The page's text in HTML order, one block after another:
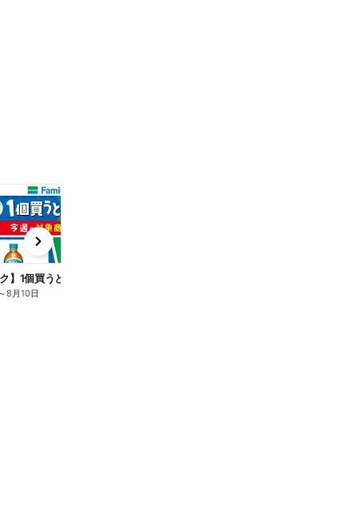
ク】1個買うと1個もらえる/麦茶
～8月10日
e
x
t